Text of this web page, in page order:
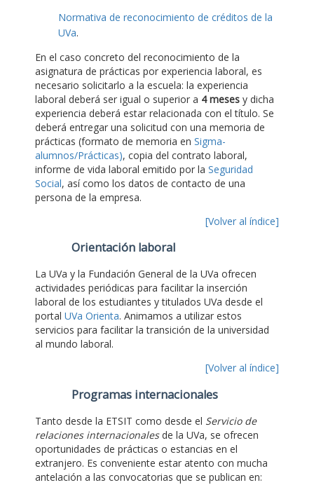
Normativa de reconocimiento de créditos de la
UVa.
En el caso concreto del reconocimiento de la
asignatura de prácticas por experiencia laboral, es
necesario solicitarlo a la escuela: la experiencia
laboral deberá ser igual o superior a 4 meses y dicha
experiencia deberá estar relacionada con el título. Se
deberá entregar una solicitud con una memoria de
prácticas (formato de memoria en Sigma-
alumnos/Prácticas), copia del contrato laboral,
informe de vida laboral emitido por la Seguridad
Social, así como los datos de contacto de una
persona de la empresa.
[Volver al índice]
Orientación laboral
La UVa y la Fundación General de la UVa ofrecen
actividades periódicas para facilitar la inserción
laboral de los estudiantes y titulados UVa desde el
portal UVa Orienta. Animamos a utilizar estos
servicios para facilitar la transición de la universidad
al mundo laboral.
[Volver al índice]
Programas internacionales
Tanto desde la ETSIT como desde el Servicio de
relaciones internacionalesde la UVa, se ofrecen
oportunidades de prácticas o estancias en el
extranjero. Es conveniente estar atento con mucha
antelación a las convocatorias que se publican en: